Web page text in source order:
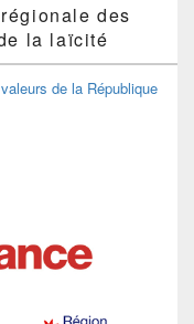
des
la laïcité
de la République